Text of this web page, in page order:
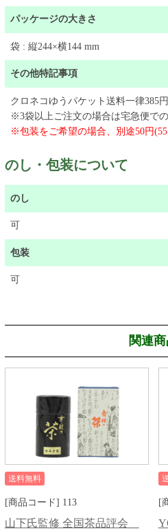
パッケージの大きさ
袋 : 縦244×横144 mm
その他特記事項
クロネコゆうパケット送料一律385
​※3袋以上ご注文の場合は宅急便で
※包装をご希望の場合、別途50円(55
のし・包装について
のし
可
包装
可
関連
送料無料
[商品コード] 113
山下氏監修 全国茶品評会
[